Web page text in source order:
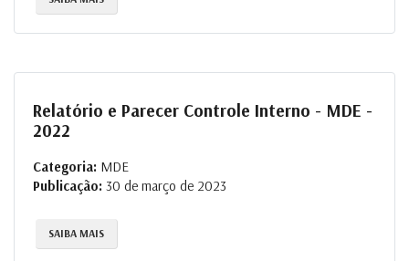
Relatório e Parecer Controle Interno - MDE -
2022
Categoria: MDE
Publicação: 30 de março de 2023
SAIBA MAIS